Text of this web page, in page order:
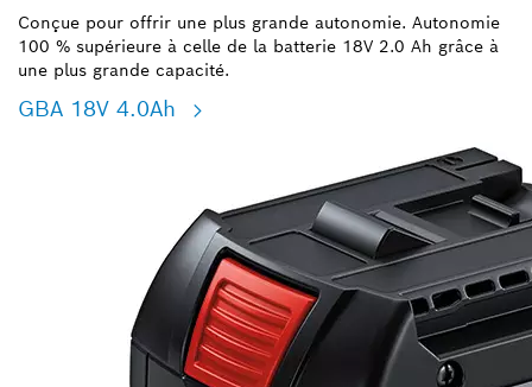
Conçue pour offrir une plus grande autonomie. Autonomie
100 % supérieure à celle de la batterie 18V 2.0 Ah grâce à
une plus grande capacité.
GBA 18V 4.0Ah​